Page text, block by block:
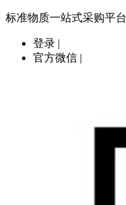
标准物质一站式采购平台
登录 |
官方微信 |